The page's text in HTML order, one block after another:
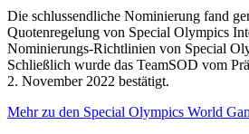
Die schlussendliche Nominierung fand
Quotenregelung von Special Olympics
Nominierungs-Richtlinien von Special
Schließlich wurde das TeamSOD vom
2. November 2022 bestätigt.
Mehr zu den Special Olympics World